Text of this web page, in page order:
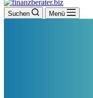
Suchen Menü